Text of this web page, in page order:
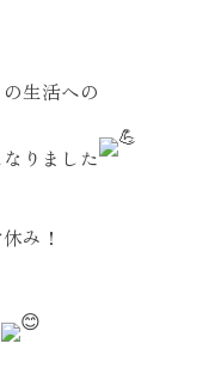
生活への
りました
み！